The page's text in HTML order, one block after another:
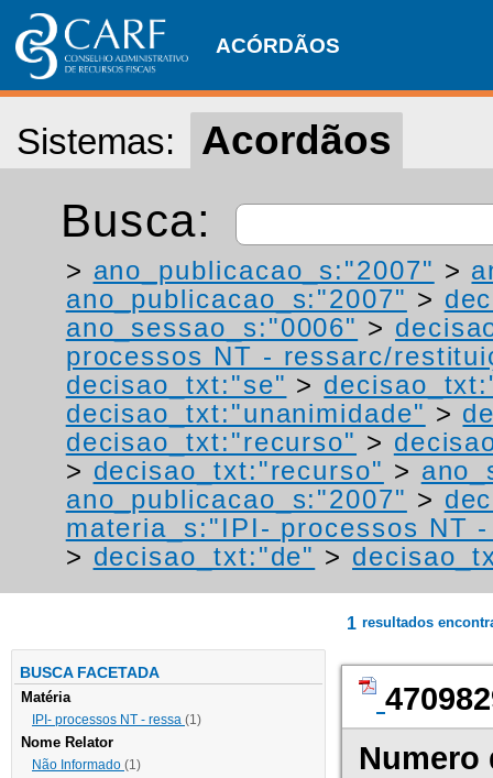
ACÓRDÃOS
Sistemas: Acordãos
Busca:
> ano_publicacao_s:"2007" >
ano_publicacao_s:"2007" >
ano_sessao_s:"0006" >
processos NT - ressarc/
decisao_txt:"se" >
decisao_txt:"unanimidade" >
decisao_txt:"recurso" >
> decisao_txt:"recurso" >
ano_publicacao_s:"2007" >
materia_s:"IPI- processos NT
> decisao_txt:"de" >
BUSCA FACETADA
Matéria
IPI- processos NT - ressa (1)
Nome Relator
Não Informado (1)
1 resultados
Numero